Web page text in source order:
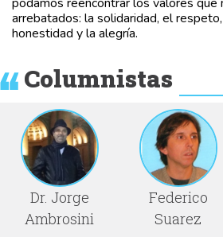
arrebatados: la solidaridad, el
honestidad y la alegría.
Columnistas
Dr. Jorge
Ambrosini
Federico
Suarez